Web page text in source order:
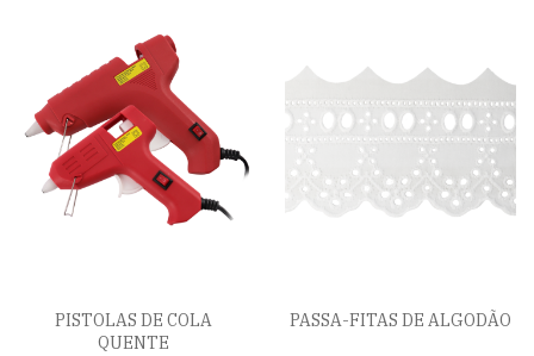
PISTOLAS DE COLA
QUENTE
PASSA-FITAS DE ALGODÃO